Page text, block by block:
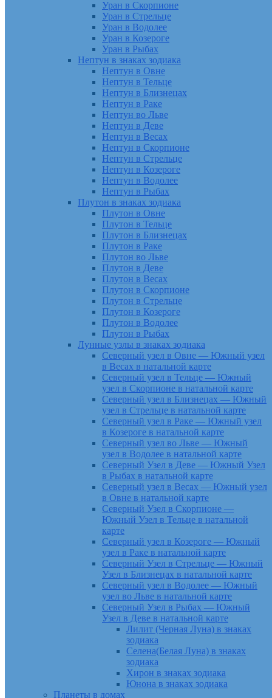
Уран в Скорпионе
Уран в Стрельце
Уран в Водолее
Уран в Козероге
Уран в Рыбах
Нептун в знаках зодиака
Нептун в Овне
Нептун в Тельце
Нептун в Близнецах
Нептун в Раке
Нептун во Льве
Нептун в Деве
Нептун в Весах
Нептун в Скорпионе
Нептун в Стрельце
Нептун в Козероге
Нептун в Водолее
Нептун в Рыбах
Плутон в знаках зодиака
Плутон в Овне
Плутон в Тельце
Плутон в Близнецах
Плутон в Раке
Плутон во Льве
Плутон в Деве
Плутон в Весах
Плутон в Скорпионе
Плутон в Стрельце
Плутон в Козероге
Плутон в Водолее
Плутон в Рыбах
Лунные узлы в знаках зодиака
Северный узел в Овне — Южный узел
в Весах в натальной карте
Северный узел в Тельце — Южный
узел в Скорпионе в натальной карте
Северный узел в Близнецах — Южный
узел в Стрельце в натальной карте
Северный узел в Раке — Южный узел
в Козероге в натальной карте
Северный узел во Льве — Южный
узел в Водолее в натальной карте
Северный Узел в Деве — Южный Узел
в Рыбах в натальной карте
Северный узел в Весах — Южный узел
в Овне в натальной карте
Северный Узел в Скорпионе —
Южный Узел в Тельце в натальной
карте
Северный узел в Козероге — Южный
узел в Раке в натальной карте
Северный Узел в Стрельце — Южный
Узел в Близнецах в натальной карте
Северный узел в Водолее — Южный
узел во Льве в натальной карте
Северный Узел в Рыбах — Южный
Узел в Деве в натальной карте
Лилит (Черная Луна) в знаках
зодиака
Селена(Белая Луна) в знаках
зодиака
Хирон в знаках зодиака
Юнона в знаках зодиака
Планеты в домах